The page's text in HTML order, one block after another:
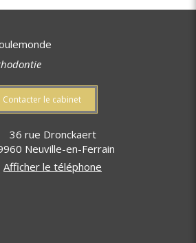
Contacter le cabinet
36 rue Dronckaert
Neuville-en-Ferrain
Afficher le téléphone